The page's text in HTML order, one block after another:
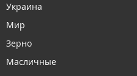
Украина
Мир
Зерно
Масличные